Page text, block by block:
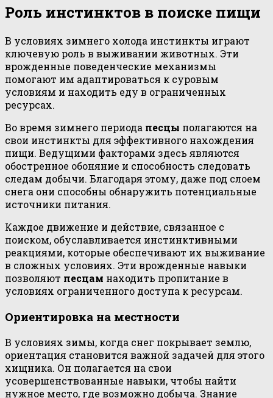
Роль инстинктов в поиске пищи
В условиях зимнего холода инстинкты играют
ключевую роль в выживании животных. Эти
врожденные поведенческие механизмы
помогают им адаптироваться к суровым
условиям и находить еду в ограниченных
ресурсах.
Во время зимнего периода песцы полагаются на
свои инстинкты для эффективного нахождения
пищи. Ведущими факторами здесь являются
обостренное обоняние и способность следовать
следам добычи. Благодаря этому, даже под слоем
снега они способны обнаружить потенциальные
источники питания.
Каждое движение и действие, связанное с
поиском, обуславливается инстинктивными
реакциями, которые обеспечивают их выживание
в сложных условиях. Эти врожденные навыки
позволяют песцам находить пропитание в
условиях ограниченного доступа к ресурсам.
Ориентировка на местности
В условиях зимы, когда снег покрывает землю,
ориентация становится важной задачей для этого
хищника. Он полагается на свои
усовершенствованные навыки, чтобы найти
нужное место, где возможно добыча. Знание